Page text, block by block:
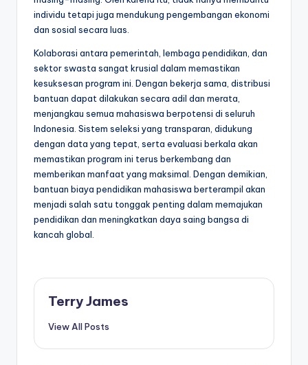
individu tetapi juga mendukung pengembangan ekonomi
dan sosial secara luas.
Kolaborasi antara pemerintah, lembaga pendidikan, dan
sektor swasta sangat krusial dalam memastikan
kesuksesan program ini. Dengan bekerja sama, distribusi
bantuan dapat dilakukan secara adil dan merata,
menjangkau semua mahasiswa berpotensi di seluruh
Indonesia. Sistem seleksi yang transparan, didukung
dengan data yang tepat, serta evaluasi berkala akan
memastikan program ini terus berkembang dan
memberikan manfaat yang maksimal. Dengan demikian,
bantuan biaya pendidikan mahasiswa berterampil akan
menjadi salah satu tonggak penting dalam memajukan
pendidikan dan meningkatkan daya saing bangsa di
kancah global.
Terry James
View All Posts